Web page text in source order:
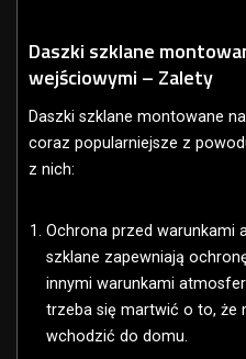
Daszki szklane
wejściowymi – Zalety
Daszki szklane montowane
coraz popularniejsze z
z nich:
Ochrona przed warunkami
szklane zapewniają
innymi warunkami
trzeba się martwić o to, że
wchodzić do domu.